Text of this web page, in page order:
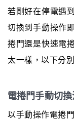
若剛好在停電遇
切換到手動操作
捲門還是快速電
太一樣，以下分
電捲門手動切
以手動操作電捲